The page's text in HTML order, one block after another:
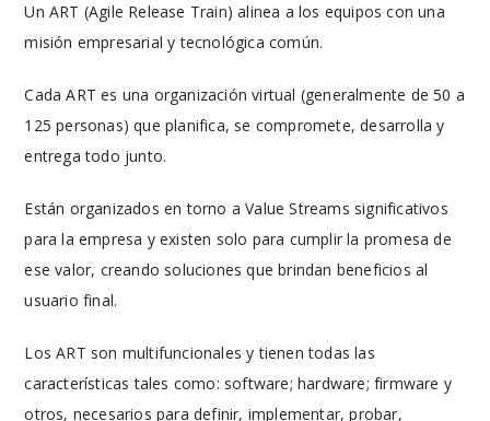
Un ART (Agile Release Train) alinea a los equipos con una
misión empresarial y tecnológica común.
Cada ART es una organización virtual (generalmente de 50 a
125 personas) que planifica, se compromete, desarrolla y
entrega todo junto.
Están organizados en torno a Value Streams significativos
para la empresa y existen solo para cumplir la promesa de
ese valor, creando soluciones que brindan beneficios al
usuario final.
Los ART son multifuncionales y tienen todas las
características tales como: software; hardware; firmware y
otros, necesarios para definir, implementar, probar,